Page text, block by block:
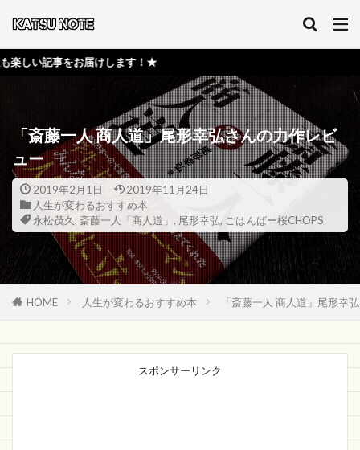
します！★
「斎藤一人 商人道」尾形幸弘さんの力作レビ
ュー
2019年2月1日
2019年11月24日
人生が変わるおすすめ本
永松茂久, 斎藤一人「商人道」 , 尾形幸弘, ごはんばー桜CHOPS
HOME 人生が変わるおすすめ本 「斎藤一人 商人道」尾形幸
スポンサーリンク